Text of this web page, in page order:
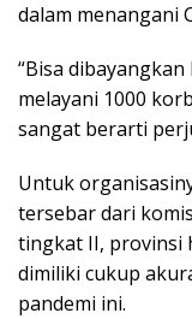
dalam menangani
“Bisa
melayani 1000
sangat berarti
Untuk
tersebar dari
tingkat II, provinsi
dimiliki cukup
pandemi ini.